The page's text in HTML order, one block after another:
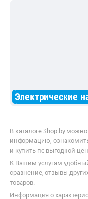
Электрические
В каталоге Shop.by
информацию,
и купить по выгодной
К Вашим услугам
сравнение, отзывы
товаров.
Информация о